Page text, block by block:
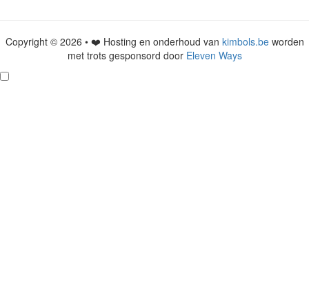
Copyright © 2026 • ❤️ Hosting en onderhoud van kimbols.beworden
met trots gesponsord door Eleven Ways